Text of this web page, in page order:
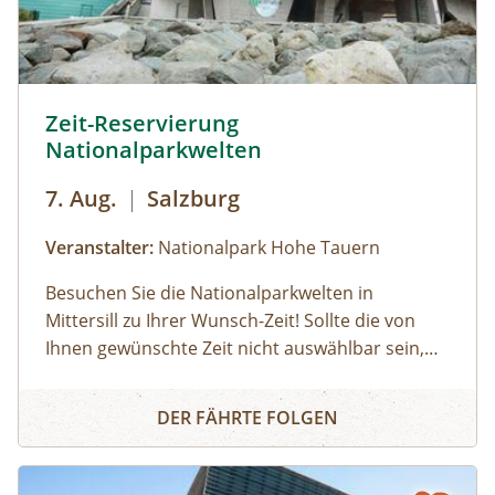
Uhr): Erwachsene: € 7,00Kinder und Jugendliche
bis 15 Jahre: € 5,00Familienkarte (max. 4
Personen): € 12,00
Zeit-Reservierung
Nationalparkwelten
7. Aug. | Salzburg
Veranstalter: Nationalpark Hohe Tauern
Besuchen Sie die Nationalparkwelten in
Mittersill zu Ihrer Wunsch-Zeit! Sollte die von
Ihnen gewünschte Zeit nicht auswählbar sein,
wählen Sie bitte eine alternative Zeit aus. Danke
für Ihr Verständnis, dass keine telefonischen
praktischen online Zeit-Reservierung der
Zeit-Reservierung Nationalparkwelten
DER FÄHRTE FOLGEN